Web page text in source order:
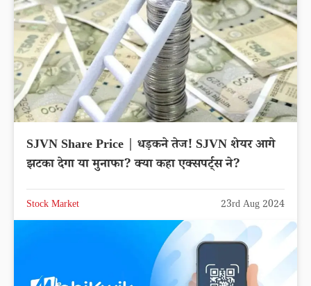
SJVN Share Price | धड़कने तेज! SJVN शेयर आगे
झटका देगा या मुनाफा? क्या कहा एक्सपर्ट्स ने?
Stock Market 23rd Aug 2024